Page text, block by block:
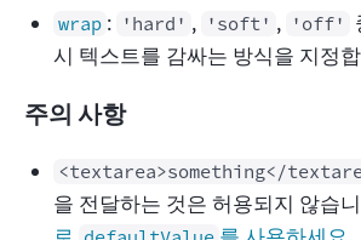
wrap : 'hard' , 'soft' , 'off'
시 텍스트를 감싸는 방식을 지정
주의 사항
<textarea>something</
을 전달하는 것은 허용되지 않습